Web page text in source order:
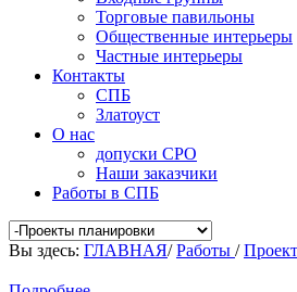
Торговые павильоны
Общественные интерьеры
Частные интерьеры
Контакты
СПБ
Златоуст
О нас
допуски СРО
Наши заказчики
Работы в СПБ
Вы здесь: ГЛАВНАЯ/Работы /